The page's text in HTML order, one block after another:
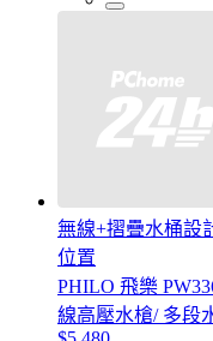
無線+摺疊水桶設
位置
PHILO 飛樂
線高壓水槍/ 多段